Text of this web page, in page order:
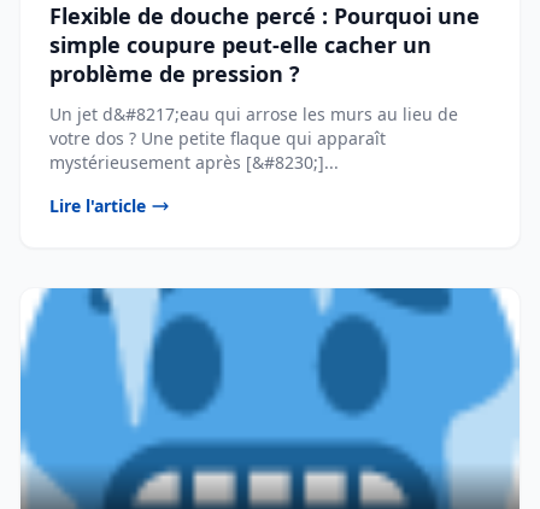
Flexible de douche percé : Pourquoi une
simple coupure peut-elle cacher un
problème de pression ?
Un jet d&#8217;eau qui arrose les murs au lieu de
votre dos ? Une petite flaque qui apparaît
mystérieusement après [&#8230;]...
Lire l'article